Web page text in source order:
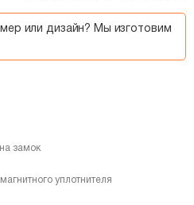
или дизайн? Мы изготовим
замок
уплотнителя